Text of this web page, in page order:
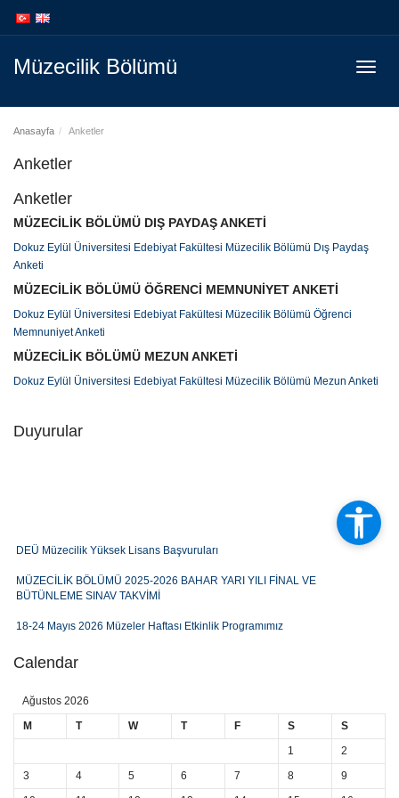
atla
atla
Müzecilik Bölümü
Anasayfa Anketler
Anketler
Anketler
MÜZECİLİK BÖLÜMÜ DIŞ PAYDAŞ ANKETİ
Dokuz Eylül Üniversitesi Edebiyat Fakültesi Müzecilik Bölümü Dış Paydaş
Anketi
MÜZECİLİK BÖLÜMÜ ÖĞRENCİ MEMNUNİYET ANKETİ
Dokuz Eylül Üniversitesi Edebiyat Fakültesi Müzecilik Bölümü Öğrenci
Memnuniyet Anketi
MÜZECİLİK BÖLÜMÜ MEZUN ANKETİ
Dokuz Eylül Üniversitesi Edebiyat Fakültesi Müzecilik Bölümü Mezun Anketi
Duyurular
DEÜ Müzecilik Yüksek Lisans Başvuruları
MÜZECİLİK BÖLÜMÜ 2025-2026 BAHAR YARI YILI FİNAL VE
BÜTÜNLEME SINAV TAKVİMİ
18-24 Mayıs 2026 Müzeler Haftası Etkinlik Programımız
Müzecilik Bölümü 2025-2026 Bahar Dönemi Ders Programı
MÜZECİLİK BÖLÜMÜ 2025-2026 BAHAR YARI YILI ARA SINAV SINAV
TAKVİMİ
Sergi Duyurusu: Müzecilerin Gözünden Fotoğraf Sergisi
Kariyer Planlama Dersi Konuşmacı: Kayhan Eryılmaz
Calendar
Ağustos 2026
M
T W T F S
S
1
2
3
4 5 6 7 8
9